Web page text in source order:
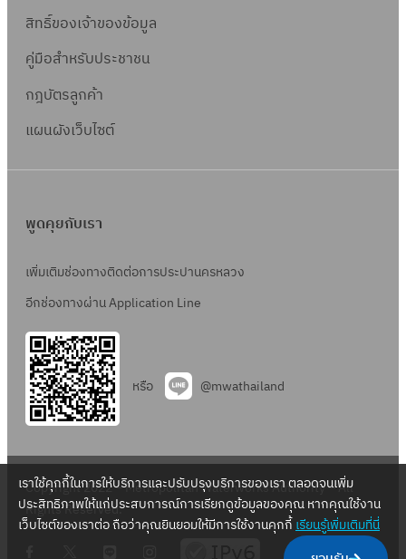
สิทธิ์ของเจ้าของข้อมูล
คู่มือสำหรับประชาชน
กฎบัตรลูกค้า
แผนผังเว็บไซต์
พูดคุยกับเรา
เพิ่มเติมช่องทางติดต่อการประปานครหลวง
อีกช่องทางผ่าน Application Line
หรือ @mwathailand
Copyright 2022 – Metropolitan Waterworks Authority – All
Rights Reserved.
เราใช้คุกกี้ในการให้บริการและปรับปรุงบริการของเรา ตลอดจนเพิ่ม
ประสิทธิภาพให้แก่ประสบการณ์การเรียกดูข้อมูลของคุณ หากคุณใช้งาน
เว็บไซต์ของเราต่อ ถือว่าคุณยินยอมให้มีการใช้งานคุกกี้เรียนรู้เพิ่มเติมที่นี่